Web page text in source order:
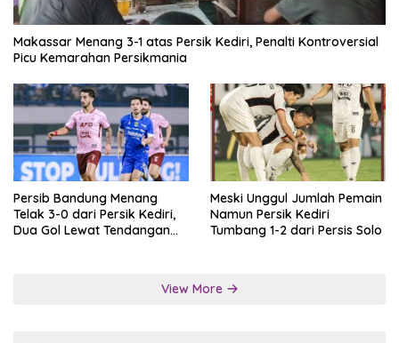
Makassar Menang 3-1 atas Persik Kediri, Penalti Kontroversial
Picu Kemarahan Persikmania
Persib Bandung Menang
Telak 3-0 dari Persik Kediri,
Dua Gol Lewat Tendangan
Meski Unggul Jumlah Pemain
Namun Persik Kediri
Tumbang 1-2 dari Persis Solo
View More